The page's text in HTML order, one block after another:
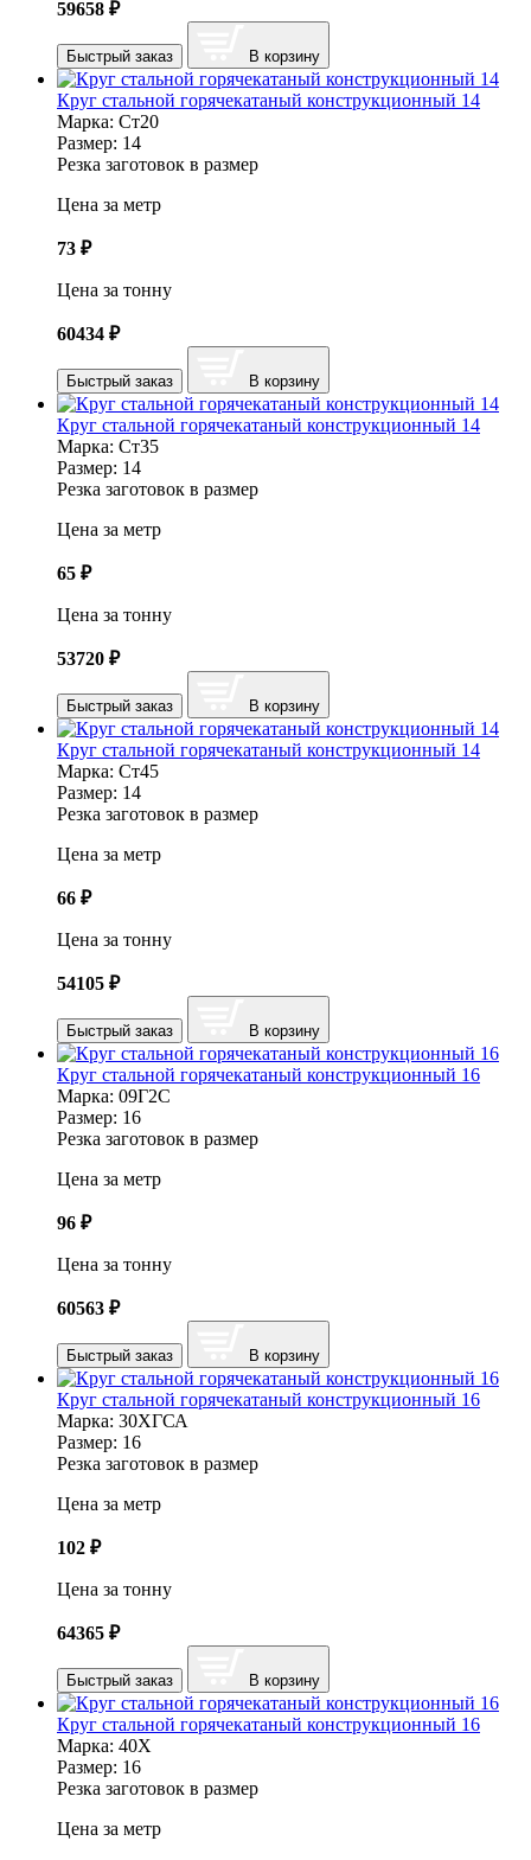
59658 ₽
Быстрый заказ В корзину
Круг стальной горячекатаный конструкционный 14
Марка: Ст20
Размер: 14
Резка заготовок в размер
Цена за метр
73 ₽
Цена за тонну
60434 ₽
Быстрый заказ В корзину
Круг стальной горячекатаный конструкционный 14
Марка: Ст35
Размер: 14
Резка заготовок в размер
Цена за метр
65 ₽
Цена за тонну
53720 ₽
Быстрый заказ В корзину
Круг стальной горячекатаный конструкционный 14
Марка: Ст45
Размер: 14
Резка заготовок в размер
Цена за метр
66 ₽
Цена за тонну
54105 ₽
Быстрый заказ В корзину
Круг стальной горячекатаный конструкционный 16
Марка: 09Г2С
Размер: 16
Резка заготовок в размер
Цена за метр
96 ₽
Цена за тонну
60563 ₽
Быстрый заказ В корзину
Круг стальной горячекатаный конструкционный 16
Марка: 30ХГСА
Размер: 16
Резка заготовок в размер
Цена за метр
102 ₽
Цена за тонну
64365 ₽
Быстрый заказ В корзину
Круг стальной горячекатаный конструкционный 16
Марка: 40Х
Размер: 16
Резка заготовок в размер
Цена за метр